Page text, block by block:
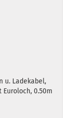
u. Ladekabel,
Euroloch, 0.50m